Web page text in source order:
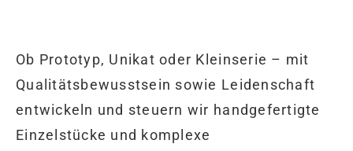
Ob Prototyp, Unikat oder Kleinserie – mit
Qualitätsbewusstsein sowie Leidenschaft
entwickeln und steuern wir handgefertigte
Einzelstücke und komplexe